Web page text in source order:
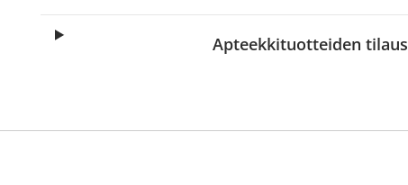
Apteekkituotteiden tilaus